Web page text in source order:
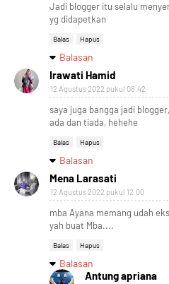
Jadi blogger itu selalu
yg didapetkan
Balas Hapus
Balasan
Irawati Hamid
12 Agustus 2022 pukul 08.42
saya juga bangga jadi
ada dan tiada, hehehe
Balas Hapus
Balasan
Mena Larasati
12 Agustus 2022 pukul 12.00
mba Ayana memang udah
yah buat Mba....
Balas Hapus
Balasan
Antung apriana